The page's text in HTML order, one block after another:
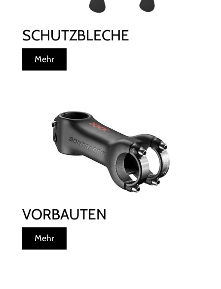
SCHUTZBLECHE
Mehr
VORBAUTEN
Mehr